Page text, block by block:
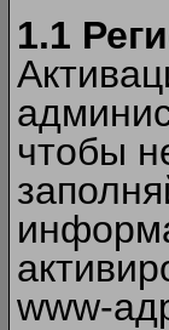
1.1
чтобы
www-